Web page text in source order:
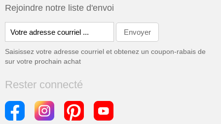
Rejoindre notre liste d'envoi
Saisissez votre adresse courriel et obtenez un coupon-rabais de
sur votre prochain achat
Rester connecté